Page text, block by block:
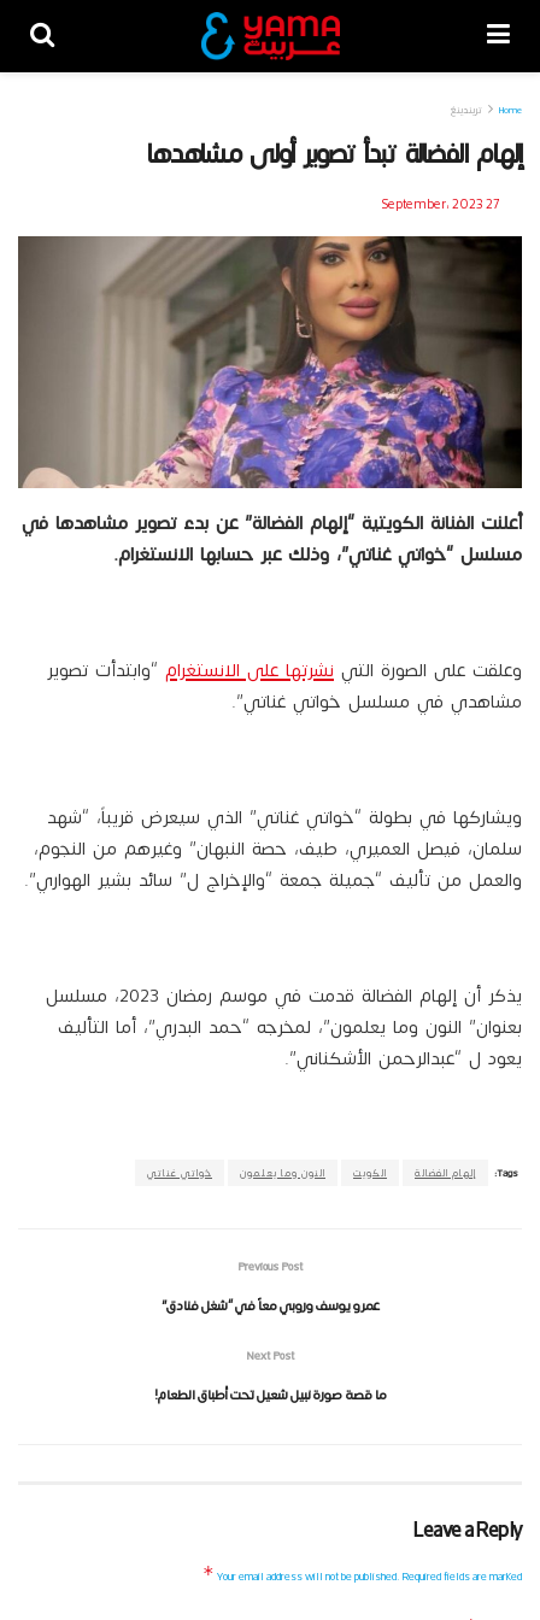
Home تريندينغ
إلهام الفضالة تبدأ تصوير أولى مشاهدها
27 September، 2023
أعلنت الفنانة الكويتية “إلهام الفضالة” عن بدء تصوير مشاهدها في
مسلسل “خواتي غناتي”، وذلك عبر حسابها الانستغرام.
وعلقت على الصورة التي نشرتها على الانستغرام “وابتدأت تصوير
مشاهدي في مسلسل خواتي غناتي”.
ويشاركها في بطولة “خواتي غناتي” الذي سيعرض قريباً، “شهد
سلمان، فيصل العميري، طيف، حصة النبهان” وغيرهم من النجوم،
والعمل من تأليف “جميلة جمعة “والإخراج ل” سائد بشير الهواري”.
يذكر أن إلهام الفضالة قدمت في موسم رمضان 2023، مسلسل
بعنوان” النون وما يعلمون”، لمخرجه “حمد البدري”، أما التأليف
يعود ل “عبدالرحمن الأشكناني”.
Tags: إلهام الفضالة الكويت النون وما يعلمون خواتي غناتي
Previous Post
عمرو يوسف وروبي معاً في “شغل فنادق”
Next Post
ما قصة صورة نبيل شعيل تحت أطباق الطعام!
Leave a Reply
Your email address will not be published.Required fields are marked
*